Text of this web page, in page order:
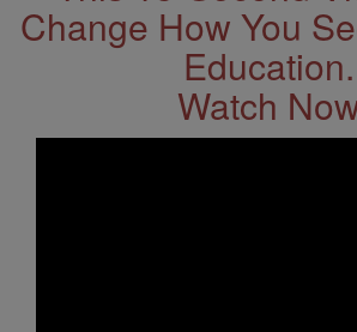
Change How You
Education.
Watch